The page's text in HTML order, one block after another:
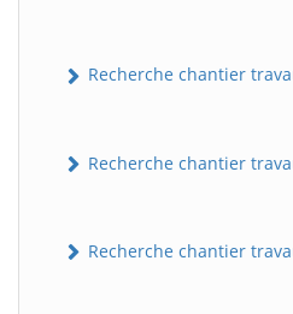
Recherche chantier
Recherche chantier
Recherche chantier